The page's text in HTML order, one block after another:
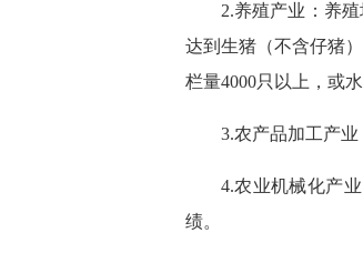
2.养殖产业：养
达到生猪（不含仔猪
栏量4000只以上，或
3.农产品加工产
4.农业机械化产
绩。